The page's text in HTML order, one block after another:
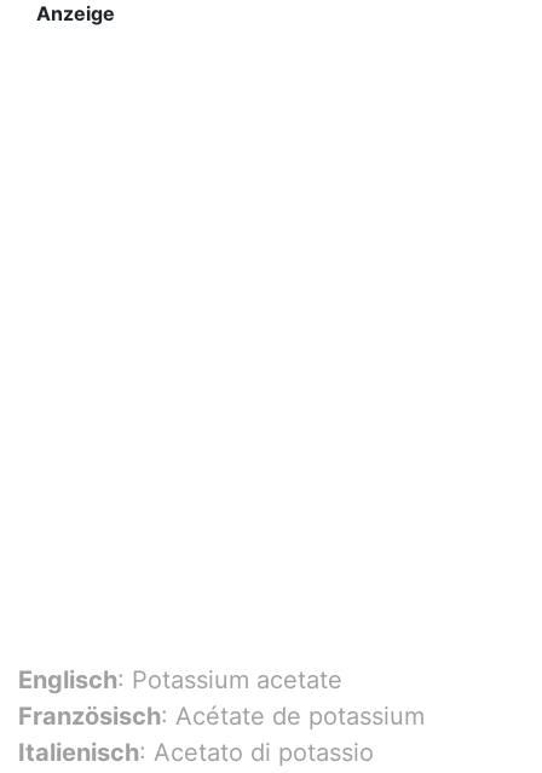
Anzeige
Englisch: Potassium acetate
Französisch: Acétate de potassium
Italienisch: Acetato di potassio